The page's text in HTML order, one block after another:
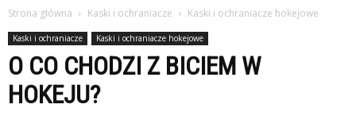
Strona główna Kaski i ochraniacze Kaski i ochraniacze hokejowe
Kaski i ochraniacze Kaski i ochraniacze hokejowe
O CO CHODZI Z BICIEM W
HOKEJU?